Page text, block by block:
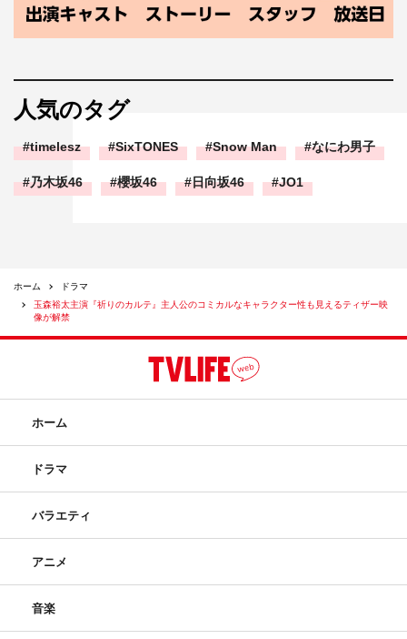
人気のタグ
timelesz SixTONES Snow Man なにわ男子
乃木坂46 櫻坂46 日向坂46 JO1
ホーム
ドラマ
玉森裕太主演『祈りのカルテ』主人公のコミカルなキャラクター性も見えるティザー映
像が解禁
ホーム
ドラマ
バラエティ
アニメ
音楽